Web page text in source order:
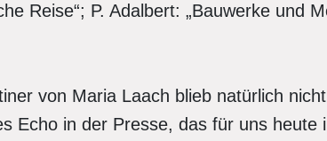
Reise“; P. Adalbert: „Bauwerke und
von Maria Laach blieb natürlich
Echo in der Presse, das für uns heute